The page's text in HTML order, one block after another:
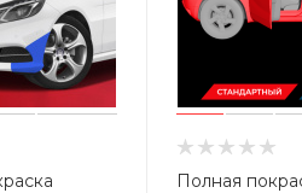
Полная